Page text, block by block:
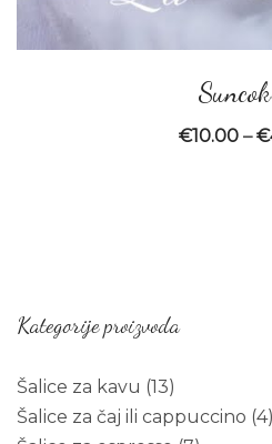
€10.00–€
Kategorije proizvoda
Šalice za kavu 1313
products
Šalice za čaj ili cappuccino 44